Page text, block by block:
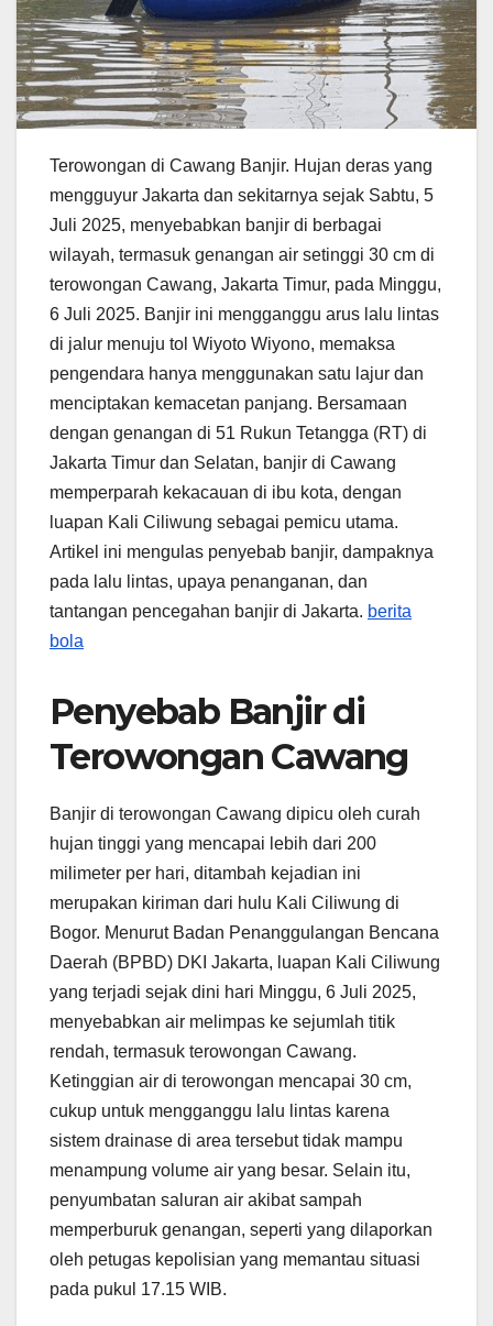
Terowongan di Cawang Banjir. Hujan deras yang
mengguyur Jakarta dan sekitarnya sejak Sabtu, 5
Juli 2025, menyebabkan banjir di berbagai
wilayah, termasuk genangan air setinggi 30 cm di
terowongan Cawang, Jakarta Timur, pada Minggu,
6 Juli 2025. Banjir ini mengganggu arus lalu lintas
di jalur menuju tol Wiyoto Wiyono, memaksa
pengendara hanya menggunakan satu lajur dan
menciptakan kemacetan panjang. Bersamaan
dengan genangan di 51 Rukun Tetangga (RT) di
Jakarta Timur dan Selatan, banjir di Cawang
memperparah kekacauan di ibu kota, dengan
luapan Kali Ciliwung sebagai pemicu utama.
Artikel ini mengulas penyebab banjir, dampaknya
pada lalu lintas, upaya penanganan, dan
tantangan pencegahan banjir di Jakarta. berita
bola
Penyebab Banjir di
Terowongan Cawang
Banjir di terowongan Cawang dipicu oleh curah
hujan tinggi yang mencapai lebih dari 200
milimeter per hari, ditambah kejadian ini
merupakan kiriman dari hulu Kali Ciliwung di
Bogor. Menurut Badan Penanggulangan Bencana
Daerah (BPBD) DKI Jakarta, luapan Kali Ciliwung
yang terjadi sejak dini hari Minggu, 6 Juli 2025,
menyebabkan air melimpas ke sejumlah titik
rendah, termasuk terowongan Cawang.
Ketinggian air di terowongan mencapai 30 cm,
cukup untuk mengganggu lalu lintas karena
sistem drainase di area tersebut tidak mampu
menampung volume air yang besar. Selain itu,
penyumbatan saluran air akibat sampah
memperburuk genangan, seperti yang dilaporkan
oleh petugas kepolisian yang memantau situasi
pada pukul 17.15 WIB.